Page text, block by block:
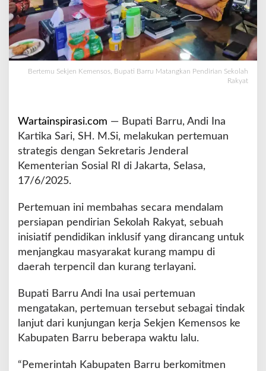
s
o
s
,
B
B
a
r
r
M
t
a
n
k
a
P
e
d
i
Bertemu Sekjen Kemensos, Bupati Barru Matangkan Pendirian Sekolah
Rakyat
Wartainspirasi.com — Bupati Barru, Andi Ina
Kartika Sari, SH. M.Si, melakukan pertemuan
strategis dengan Sekretaris Jenderal
Kementerian Sosial RI di Jakarta, Selasa,
17/6/2025.
Pertemuan ini membahas secara mendalam
persiapan pendirian Sekolah Rakyat, sebuah
inisiatif pendidikan inklusif yang dirancang untuk
menjangkau masyarakat kurang mampu di
daerah terpencil dan kurang terlayani.
Bupati Barru Andi Ina usai pertemuan
mengatakan, pertemuan tersebut sebagai tindak
lanjut dari kunjungan kerja Sekjen Kemensos ke
Kabupaten Barru beberapa waktu lalu.
“Pemerintah Kabupaten Barru berkomitmen